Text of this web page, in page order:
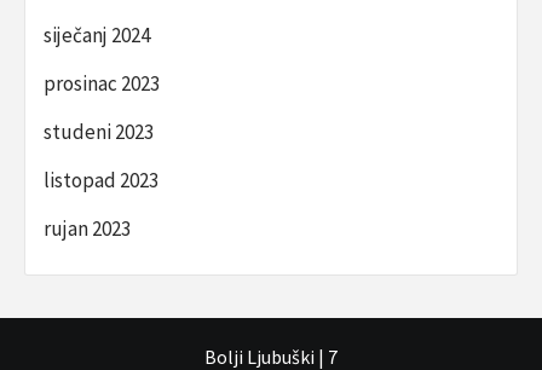
siječanj 2024
prosinac 2023
studeni 2023
listopad 2023
rujan 2023
Bolji Ljubuški | 7